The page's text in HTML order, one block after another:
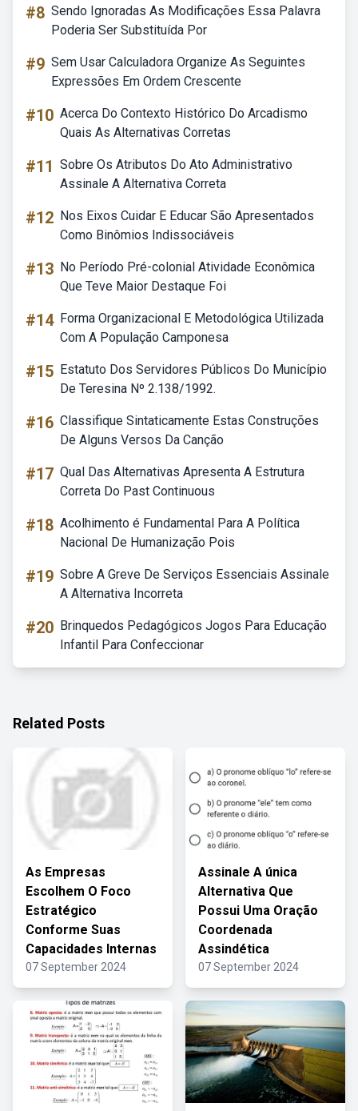
#8 Sendo Ignoradas As Modificações Essa Palavra
Poderia Ser Substituída Por
#9 Sem Usar Calculadora Organize As Seguintes
Expressões Em Ordem Crescente
#10 Acerca Do Contexto Histórico Do Arcadismo
Quais As Alternativas Corretas
#11 Sobre Os Atributos Do Ato Administrativo
Assinale A Alternativa Correta
#12 Nos Eixos Cuidar E Educar São Apresentados
Como Binômios Indissociáveis
#13 No Período Pré-colonial Atividade Econômica
Que Teve Maior Destaque Foi
#14 Forma Organizacional E Metodológica Utilizada
Com A População Camponesa
#15 Estatuto Dos Servidores Públicos Do Município
De Teresina Nº 2.138/1992.
#16 Classifique Sintaticamente Estas Construções
De Alguns Versos Da Canção
#17 Qual Das Alternativas Apresenta A Estrutura
Correta Do Past Continuous
#18 Acolhimento é Fundamental Para A Política
Nacional De Humanização Pois
#19 Sobre A Greve De Serviços Essenciais Assinale
A Alternativa Incorreta
#20 Brinquedos Pedagógicos Jogos Para Educação
Infantil Para Confeccionar
Related Posts
As Empresas
Escolhem O Foco
Estratégico
Conforme Suas
Capacidades Internas
07 September 2024
Assinale A única
Alternativa Que
Possui Uma Oração
Coordenada
Assindética
07 September 2024